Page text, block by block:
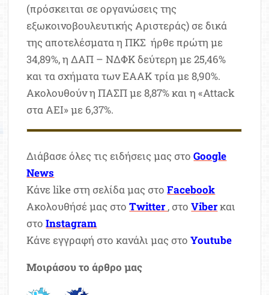
(πρόσκειται σε οργανώσεις της
εξωκοινοβουλευτικής Αριστεράς) σε δικά
της αποτελέσματα η ΠΚΣ ήρθε πρώτη με
34,89%, η ΔΑΠ – ΝΔΦΚ δεύτερη με 25,46%
και τα σχήματα των ΕΑΑΚ τρία με 8,90%.
Ακολουθούν η ΠΑΣΠ με 8,87% και η «Attack
στα ΑΕΙ» με 6,37%.
Διάβασε όλες τις ειδήσεις μας στοGoogle
News
Κάνε like στη σελίδα μας στοFacebook
Ακολουθήσέ μας στοTwitter, στοViberκαι
στοInstagram
Κάνε εγγραφή στο κανάλι μας στοYoutube
Μοιράσου το άρθρο μας